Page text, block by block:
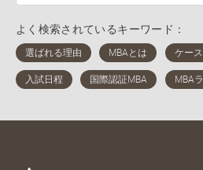
よく検索されているキーワード：